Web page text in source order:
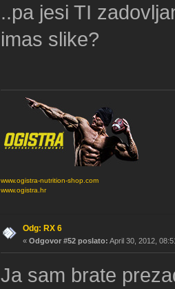
..pa jesi TI
imas slike?
www.ogistra-nutrition-shop.com
www.ogistra.hr
Odg: RX 6
« Odgovor #52 poslato: April 30, 2012,
Ja sam brate